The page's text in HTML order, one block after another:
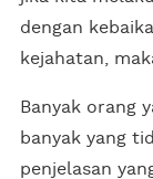
dengan
kejahatan,
Banyak orang
banyak yang
penjelasan